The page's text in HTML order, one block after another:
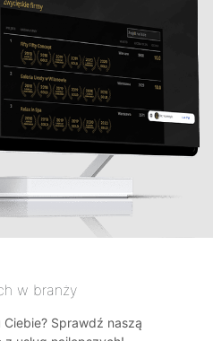
w branży
Sprawdź naszą